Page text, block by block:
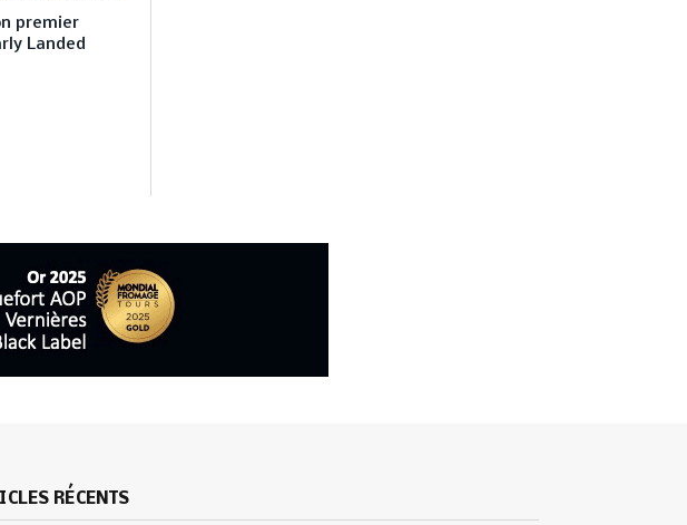
premier
Landed
RÉCENTS